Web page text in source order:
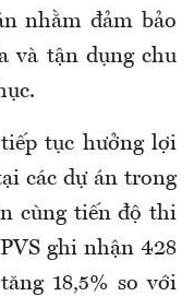
nhằm đảm bảo
và tận dụng chu
tục hưởng lợi
các dự án trong
cùng tiến độ thi
ghi nhận 428
18,5% so với